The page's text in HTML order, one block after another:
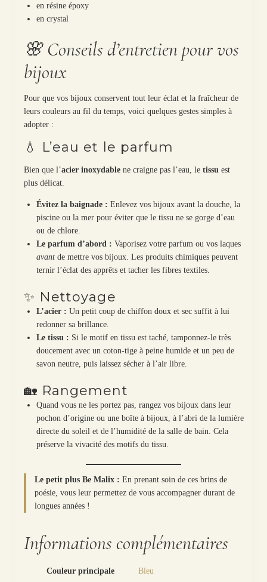
en résine époxy
en crystal
🌸 Conseils d’entretien pour vos
bijoux
Pour que vos bijoux conservent tout leur éclat et la fraîcheur de
leurs couleurs au fil du temps, voici quelques gestes simples à
adopter :
💧 L’eau et le parfum
Bien que l’acier inoxydablene craigne pas l’eau, le tissu est
plus délicat.
Évitez la baignade : Enlevez vos bijoux avant la douche, la
piscine ou la mer pour éviter que le tissu ne se gorge d’eau
ou de chlore.
Le parfum d’abord : Vaporisez votre parfum ou vos laques
avantde mettre vos bijoux. Les produits chimiques peuvent
ternir l’éclat des apprêts et tacher les fibres textiles.
✨ Nettoyage
L’acier : Un petit coup de chiffon doux et sec suffit à lui
redonner sa brillance.
Le tissu : Si le motif en tissu est taché, tamponnez-le très
doucement avec un coton-tige à peine humide et un peu de
savon neutre, puis laissez sécher à l’air libre.
🏡 Rangement
Quand vous ne les portez pas, rangez vos bijoux dans leur
pochon d’origine ou une boîte à bijoux, à l’abri de la lumière
directe du soleil et de l’humidité de la salle de bain. Cela
préserve la vivacité des motifs du tissu.
Le petit plus Be Malix : En prenant soin de ces brins de
poésie, vous leur permettez de vous accompagner durant de
longues années !
Informations complémentaires
Couleur principale Bleu